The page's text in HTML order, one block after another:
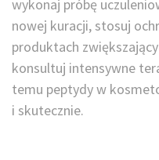
wykonaj próbę
nowej kuracji, stosuj
produktach
konsultuj intensywne
temu peptydy w
i skutecznie.